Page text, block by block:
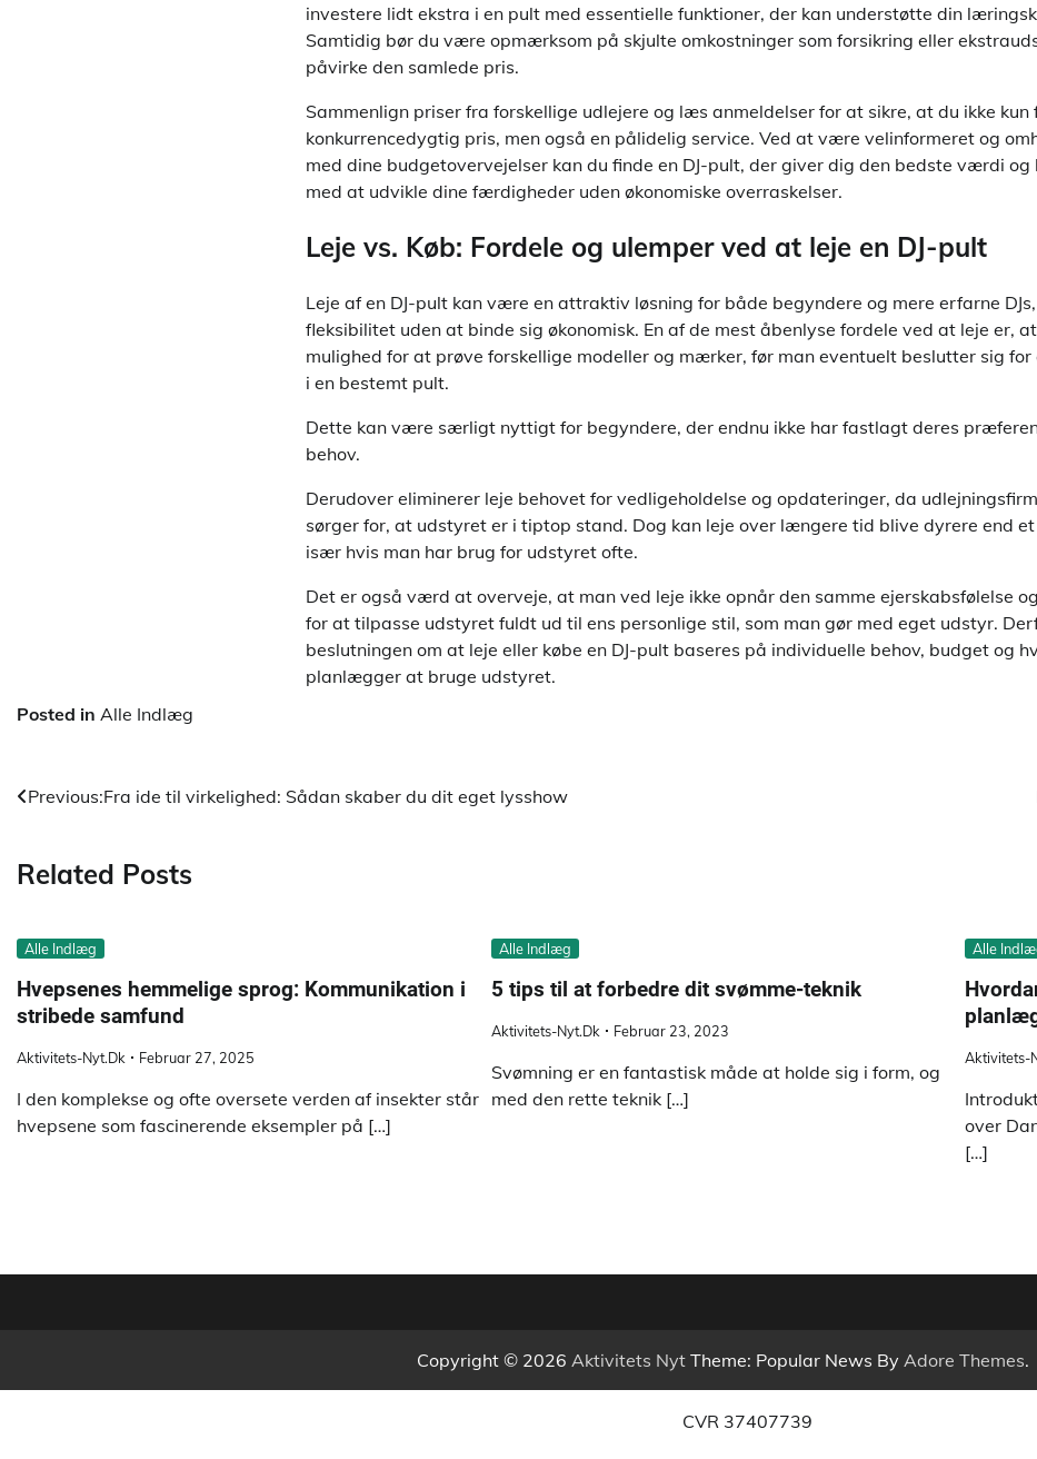
investere lidt ekstra i en pult med essentielle funktioner, der kan understøtte din
Samtidig bør du være opmærksom på skjulte omkostninger som forsikring eller
påvirke den samlede pris.
Sammenlign priser fra forskellige udlejere og læs anmeldelser for at sikre, at du ikke kun
konkurrencedygtig pris, men også en pålidelig service. Ved at være velinformeret og
med dine budgetovervejelser kan du finde en DJ-pult, der giver dig den bedste værdi
med at udvikle dine færdigheder uden økonomiske overraskelser.
Leje vs. Køb: Fordele og ulemper ved at leje en DJ-pult
Leje af en DJ-pult kan være en attraktiv løsning for både begyndere og mere erfarne
fleksibilitet uden at binde sig økonomisk. En af de mest åbenlyse fordele ved at leje er,
mulighed for at prøve forskellige modeller og mærker, før man eventuelt beslutter sig
i en bestemt pult.
Dette kan være særligt nyttigt for begyndere, der endnu ikke har fastlagt deres
behov.
Derudover eliminerer leje behovet for vedligeholdelse og opdateringer, da
sørger for, at udstyret er i tiptop stand. Dog kan leje over længere tid blive dyrere end
især hvis man har brug for udstyret ofte.
Det er også værd at overveje, at man ved leje ikke opnår den samme ejerskabsfølelse
for at tilpasse udstyret fuldt ud til ens personlige stil, som man gør med eget udstyr.
beslutningen om at leje eller købe en DJ-pult baseres på individuelle behov, budget og
planlægger at bruge udstyret.
Posted in Alle Indlæg
Indlægsnavigation
Previous:Fra ide til virkelighed: Sådan skaber du dit eget lysshow
Related Posts
Alle Indlæg
Hvepsenes hemmelige sprog: Kommunikation i
stribede samfund
Aktivitets-Nyt.dk Februar 27, 2025
I den komplekse og ofte oversete verden af insekter står
hvepsene som fascinerende eksempler på […]
Alle Indlæg
5 tips til at forbedre dit svømme-teknik
Aktivitets-Nyt.dk Februar 23, 2023
Svømning er en fantastisk måde at holde sig i form, og
med den rette teknik […]
Alle
Aktivitets-
over
[…]
Copyright © 2026 Aktivitets NytTheme: Popular News By Adore Themes.
CVR 37407739